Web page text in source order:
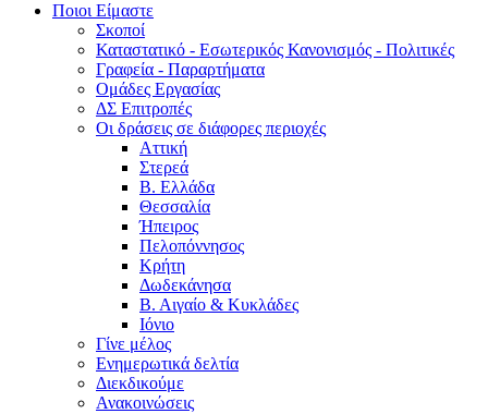
Ποιοι Είμαστε
Σκοποί
Καταστατικό - Εσωτερικός Κανονισμός - Πολιτικές
Γραφεία - Παραρτήματα
Ομάδες Εργασίας
ΔΣ Επιτροπές
Οι δράσεις σε διάφορες περιοχές
Αττική
Στερεά
Β. Ελλάδα
Θεσσαλία
Ήπειρος
Πελοπόννησος
Κρήτη
Δωδεκάνησα
Β. Αιγαίο & Κυκλάδες
Ιόνιο
Γίνε μέλος
Ενημερωτικά δελτία
Διεκδικούμε
Ανακοινώσεις